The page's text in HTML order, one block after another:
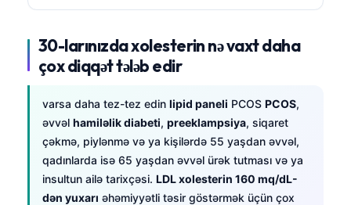
30-larınızda xolesterin nə vaxt daha
çox diqqət tələb edir
varsa daha tez-tez edin lipid paneli PCOS PCOS,
əvvəl hamiləlik diabeti, preeklampsiya, siqaret
çəkmə, piylənmə və ya kişilərdə 55 yaşdan əvvəl,
qadınlarda isə 65 yaşdan əvvəl ürək tutması və ya
insultun ailə tarixçəsi. LDL xolesterin 160 mq/dL-
dən yuxarı əhəmiyyətli təsir göstərmək üçün çox